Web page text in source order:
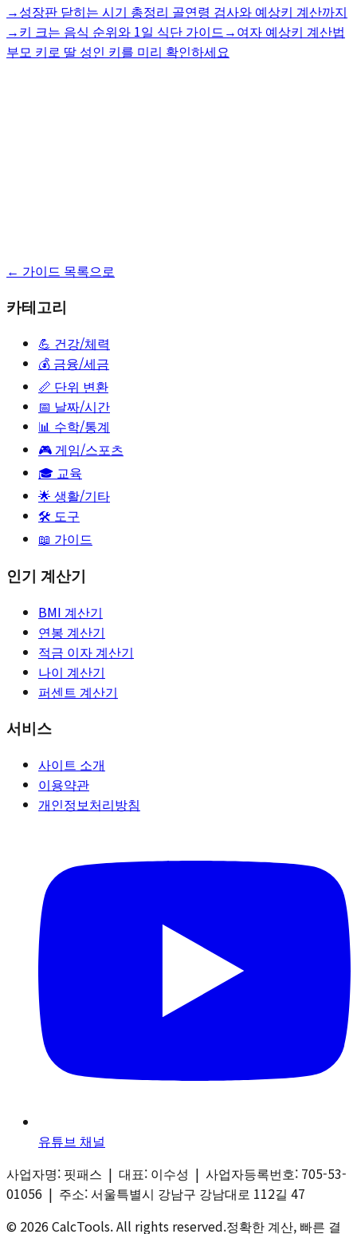
→성장판 닫히는 시기 총정리 골연령 검사와 예상키 계산까지
→키 크는 음식 순위와 1일 식단 가이드 →여자 예상키 계산법
부모 키로 딸 성인 키를 미리 확인하세요
← 가이드 목록으로
카테고리
💪 건강/체력
💰 금융/세금
📏 단위 변환
📅 날짜/시간
📊 수학/통계
🎮게임/스포츠
🎓 교육
🌟 생활/기타
🛠️ 도구
📖 가이드
인기 계산기
BMI 계산기
연봉 계산기
적금 이자 계산기
나이 계산기
퍼센트 계산기
서비스
사이트 소개
이용약관
개인정보처리방침
유튜브 채널
사업자명: 핏패스 | 대표: 이수성 | 사업자등록번호: 705-53-
01056 | 주소: 서울특별시 강남구 강남대로 112길 47
© 2026CalcTools. All rights reserved.정확한 계산, 빠른 결